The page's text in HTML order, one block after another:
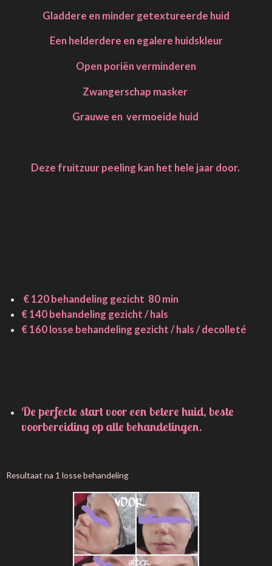
Gladdere en minder getextureerde huid
Een helderdere en egalere huidskleur
Open poriën verminderen
Zwangerschap masker
Grauwe en vermoeide huid
Deze fruitzuur peeling kan het hele jaar door.
€ 120 behandeling gezicht 80 min
€ 140 behandeling gezicht / hals
€ 160 losse behandeling gezicht / hals / decolleté
De perfecte start voor een betere huid, beste
voorbereiding op alle behandelingen.
Resultaat na 1 losse behandeling